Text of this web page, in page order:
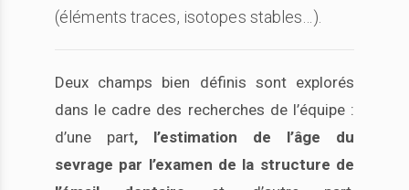
(éléments traces, isotopes stables…).
Deux champs bien définis sont explorés
dans le cadre des recherches de l’équipe :
d’une part, l’estimation de l’âge du
sevrage par l’examen de la structure de